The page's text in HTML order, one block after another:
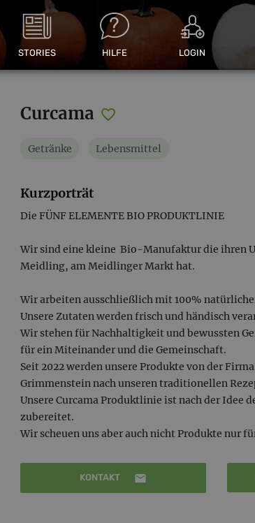
STORIES HILFE LOGIN
Curcama
Getränke Lebensmittel
Kurzporträt
Die FÜNF ELEMENTE BIO PRODUKTLINIE
Wir sind eine kleine Bio-Manufaktur die ihren
Meidling, am Meidlinger Markt hat.
Wir arbeiten ausschließlich mit 100%
Unsere Zutaten werden frisch und händisch
Wir stehen für Nachhaltigkeit und bewussten
für ein Miteinander und die Gemeinschaft.
Seit 2022 werden unsere Produkte von der
Grimmenstein nach unseren traditionellen
Unsere Curcama Produktlinie ist nach der Idee
zubereitet.
Wir scheuen uns aber auch nicht Produkte nur
KONTAKT